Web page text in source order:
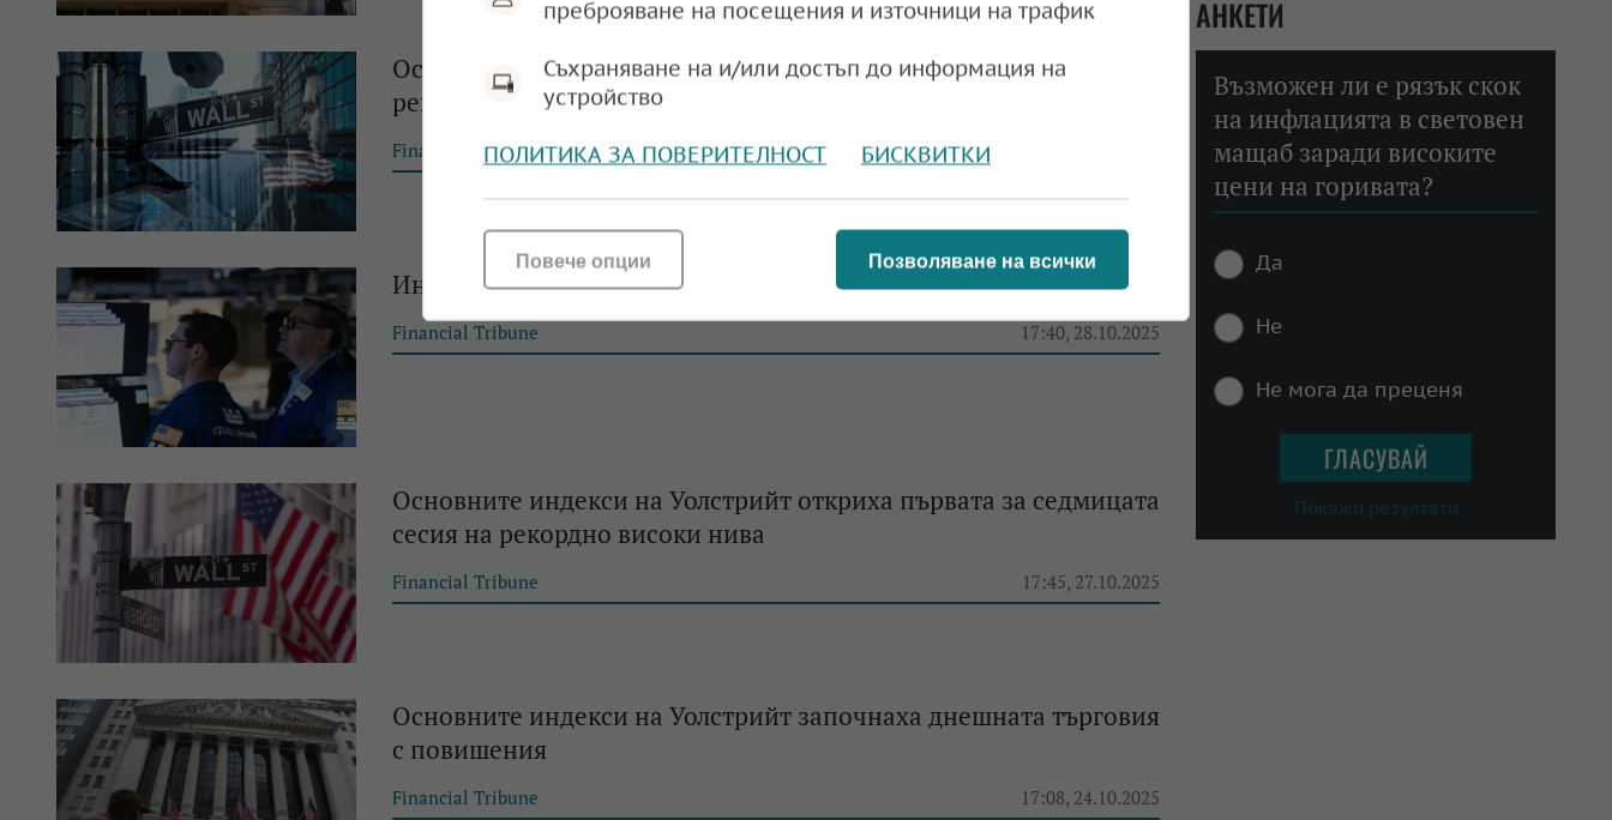
Основните индекси на Уолстрийт откриха поредна сесия на
рекордно високи нива
Financial Tribune
Индексите на Уолстрийт откриха търговията на рекордни нива
Financial Tribune 17:40, 28.10.2025
Основните индекси на Уолстрийт откриха първата за седмицата
сесия на рекордно високи нива
Financial Tribune 17:45, 27.10.2025
Основните индекси на Уолстрийт започнаха днешната търговия
с повишения
Financial Tribune 17:08, 24.10.2025
АНКЕТИ
Възможен ли е рязък скок
на инфлацията в световен
мащаб заради високите
цени на горивата?
Да
Не
Не мога да преценя
Покажи резултати
преброяване на посещения и източници на трафик
Съхраняване на и/или достъп до информация на
устройство
ПОЛИТИКА ЗА ПОВЕРИТЕЛНОСТ БИСКВИТКИ
Позволяване на всички
Повече опции